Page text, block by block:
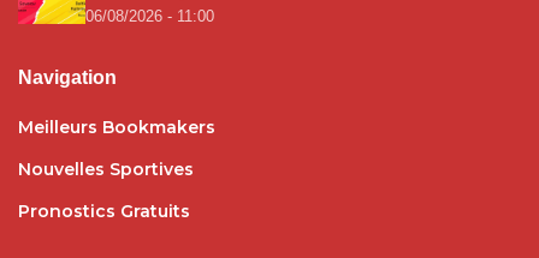
06/08/2026 - 11:00
Navigation
Meilleurs Bookmakers
Nouvelles Sportives
Pronostics Gratuits